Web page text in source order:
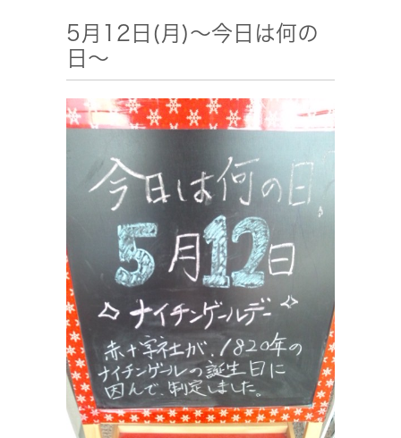
5月12日(月)～今日は何の
日～